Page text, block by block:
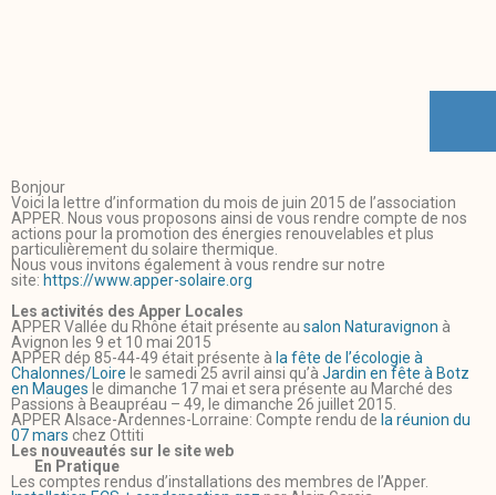
Bonjour
Voici la lettre d’information du mois de juin 2015 de l’association
APPER. Nous vous proposons ainsi de vous rendre compte de nos
actions pour la promotion des énergies renouvelables et plus
particulièrement du solaire thermique.
Nous vous invitons également à vous rendre sur notre
site: https://www.apper-solaire.org
Les activités des Apper Locales
APPER Vallée du Rhône était présente au salon Naturavignon à
Avignon les 9 et 10 mai 2015
APPER dép 85-44-49 était présente à la fête de l’écologie à
Chalonnes/Loire le samedi 25 avril ainsi qu’à Jardin en fête à Botz
en Mauges le dimanche 17 mai et sera présente au Marché des
Passions à Beaupréau – 49, le dimanche 26 juillet 2015.
APPER Alsace-Ardennes-Lorraine: Compte rendu de la réunion du
07 mars chez Ottiti
Les nouveautés sur le site web
En Pratique
Les comptes rendus d’installations des membres de l’Apper.